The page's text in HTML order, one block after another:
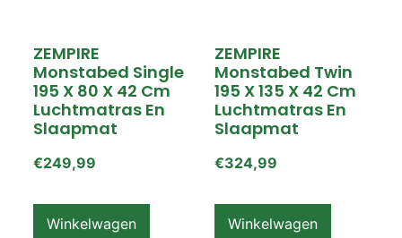
ZEMPIRE
Monstabed Single
195 X 80 X 42 Cm
Luchtmatras En
Slaapmat
€249,99
Winkelwagen
ZEMPIRE
Monstabed Twin
195 X 135 X 42 Cm
Luchtmatras En
Slaapmat
€324,99
Winkelwagen